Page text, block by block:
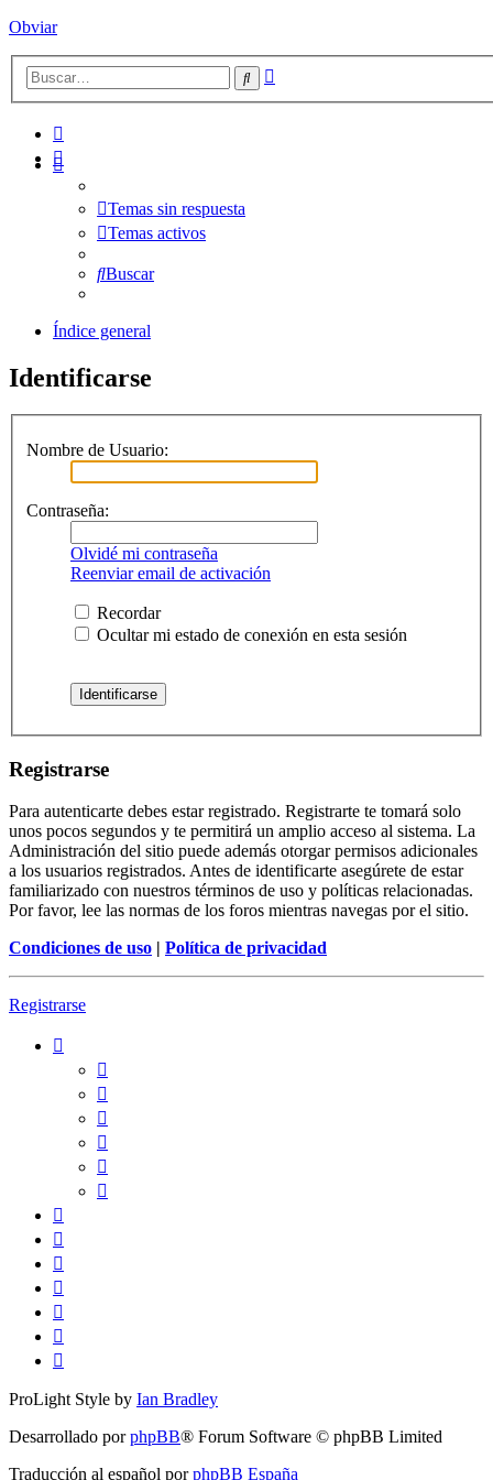
Obviar
Buscar
Temas sin respuesta
Temas activos
Buscar
Índice general
Identificarse
Nombre de Usuario:
Contraseña:
Olvidé mi contraseña
Reenviar email de activación
Recordar
Ocultar mi estado de conexión en esta sesión
Registrarse
Para autenticarte debes estar registrado. Registrarte te tomará solo
unos pocos segundos y te permitirá un amplio acceso al sistema. La
Administración del sitio puede además otorgar permisos adicionales
a los usuarios registrados. Antes de identificarte asegúrete de estar
familiarizado con nuestros términos de uso y políticas relacionadas.
Por favor, lee las normas de los foros mientras navegas por el sitio.
Condiciones de uso | Política de privacidad
Registrarse
ProLight Style by Ian Bradley
Desarrollado porphpBB® Forum Software © phpBB Limited
Traducción al español porphpBB España